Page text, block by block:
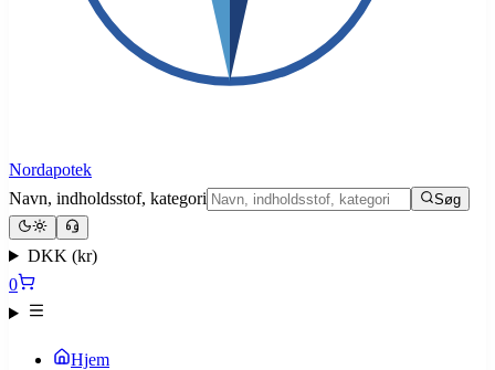
Nordapotek
Navn, indholdsstof, kategori
Søg
DKK (kr)
0
Hjem